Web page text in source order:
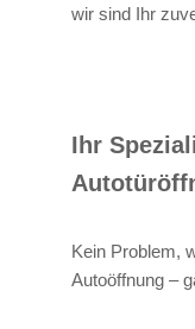
wir sind Ihr
Ihr
Kein Problem,
Autoöffnung –